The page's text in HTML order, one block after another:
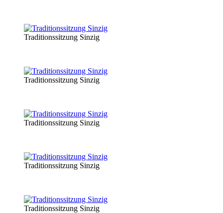
Traditionssitzung Sinzig
Traditionssitzung Sinzig
Traditionssitzung Sinzig
Traditionssitzung Sinzig
Traditionssitzung Sinzig